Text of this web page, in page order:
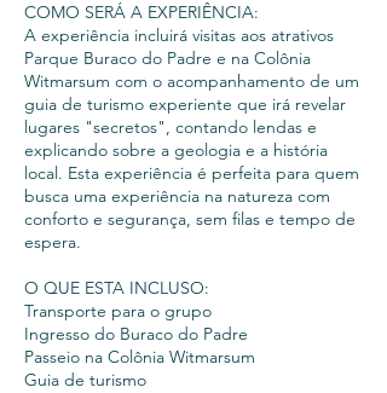
COMO SERÁ A EXPERIÊNCIA:
A experiência incluirá visitas aos atrativos
Parque Buraco do Padre e na Colônia
Witmarsum com o acompanhamento de um
guia de turismo experiente que irá revelar
lugares "secretos", contando lendas e
explicando sobre a geologia e a história
local. Esta experiência é perfeita para quem
busca uma experiência na natureza com
conforto e segurança, sem filas e tempo de
espera.
O QUE ESTA INCLUSO:
Transporte para o grupo
Ingresso do Buraco do Padre
Passeio na Colônia Witmarsum
Guia de turismo